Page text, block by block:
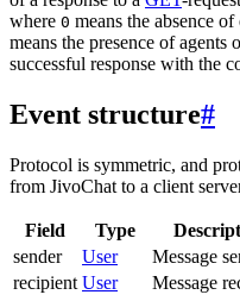
where 0 means the absence
means the presence of
successful response with the
Event structure#
Protocol is symmetric, and
from JivoChat to a client
Field Type
sender
User
Message
recipient User
Message